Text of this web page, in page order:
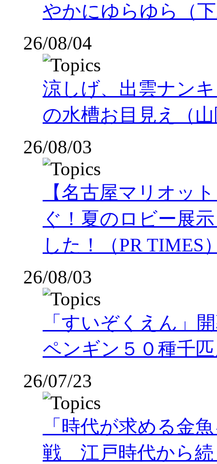
やかにゆらゆら（
26/08/04
涼しげ、出雲ナン
の水槽お目見え（
26/08/03
【名古屋マリオッ
ぐ！夏のロビー展
した！（PR TIMES
26/08/03
「すいぞくえん」
ペンギン５０種千
26/07/23
「時代が求める金
戦 江戸時代から